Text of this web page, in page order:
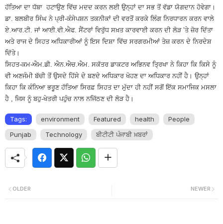
ਹੱਤਿਆ ਦਾ ਧੱਬਾ ਹਟਾਉਣ ਵਿੱਚ ਮਦਦ ਕਰਨ ਲਈ ਉਨ੍ਹਾਂ ਦਾ ਸਭ ਤੋਂ ਵੱਡਾ ਯੋਗਦਾਨ ਹੋਵੇਗਾ।
ਡਾ. ਬਲਬੀਰ ਸਿੰਘ ਨੇ ਪ੍ਰੀ-ਕੰਸੇਪਸ਼ਨ ਤਕਨੀਕਾਂ ਦੀ ਵਰਤੋਂ ਕਰਕੇ ਲਿੰਗ ਨਿਰਧਾਰਨ ਕਰਨ ਵਾਲੇ
ਏ.ਆਰ.ਟੀ. ਜਾਂ ਆਈ.ਵੀ.ਐਫ. ਸੈਂਟਰਾਂ ਵਿਰੁੱਧ ਸਖ਼ਤ ਕਾਰਵਾਈ ਕਰਨ ਦੀ ਲੋੜ ’ਤੇ ਜ਼ੋਰ ਦਿੱਤਾ
ਅਤੇ ਰਾਜ ਦੇ ਸਿਹਤ ਅਧਿਕਾਰੀਆਂ ਨੂੰ ਇਸ ਦਿਸ਼ਾ ਵਿੱਚ ਸਰਗਰਮੀਆਂ ਤੇਜ਼ ਕਰਨ ਦੇ ਨਿਰਦੇਸ਼
ਦਿੱਤੇ।
ਸਿਹਤ-ਕਮ-ਐਮ.ਡੀ. ਐਨ.ਐਚ.ਐਮ. ਸਕੱਤਰ ਡਾਕਟਰ ਅਭਿਨਵ ਤ੍ਰਿਖਾ ਨੇ ਕਿਹਾ ਕਿ ਕਿਸੇ ਨੂੰ
ਵੀ ਅਣਜੰਮੀ ਬੱਚੀ ਤੋਂ ਉਸਦੇ ਹਿੱਸੇ ਦੇ ਬਣਦੇ ਅਧਿਕਾਰ ਖੋਹਣ ਦਾ ਅਧਿਕਾਰ ਨਹੀਂ ਹੈ। ਉਨ੍ਹਾਂ
ਕਿਹਾ ਕਿ ਕੰਨਿਆ ਭਰੂਣ ਹੱਤਿਆ ਸਿਰਫ਼ ਸਿਹਤ ਦਾ ਮੁੱਦਾ ਹੀ ਨਹੀਂ ਸਗੋਂ ਇੱਕ ਸਮਾਜਿਕ ਮਸਲਾ
ਹੈ , ਜਿਸ ਨੂੰ ਬਹੁ-ਖੇਤਰੀ ਪਹੁੰਚ ਨਾਲ ਨਜਿੱਠਣ ਦੀ ਲੋੜ ਹੈ।
Tags: environment Featured health
People
Punjab
Technology ਬੀਟੀਟੀ ਪੰਜਾਬੀ ਖ਼ਬਰਾਂ
NEWER
OLDER